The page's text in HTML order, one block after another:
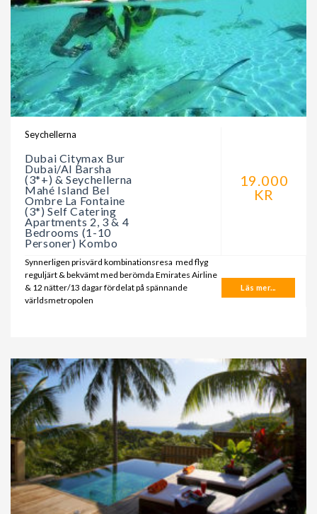
Seychellerna
Dubai Citymax Bur
Dubai/Al Barsha
(3*+) & Seychellerna
Mahé Island Bel
Ombre La Fontaine
(3*) Self Catering
Apartments 2, 3 & 4
Bedrooms (1-10
Personer) Kombo
19.000
KR
Synnerligen prisvärd kombinationsresa med flyg
reguljärt & bekvämt med berömda Emirates Airline
& 12 nätter/13 dagar fördelat på spännande
världsmetropolen
Läs mer...